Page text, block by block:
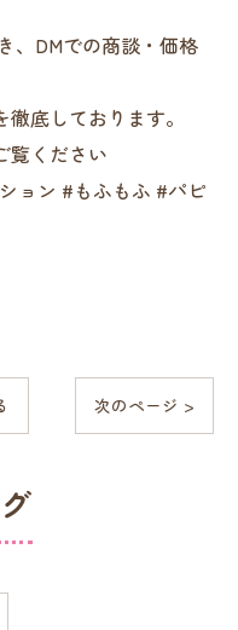
、DMでの商談・価格
底しております。
覧ください
ョン #もふもふ #パピ
次のページ >